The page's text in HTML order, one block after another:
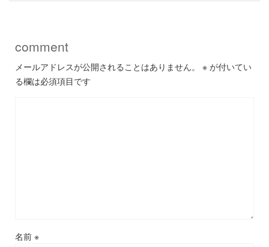
comment
メールアドレスが公開されることはありません。 ※ が付いてい
る欄は必須項目です
名前 ※